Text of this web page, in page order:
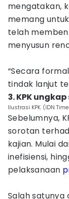
mengatakan,
memang
telah
menyusun
“Secara
tindak lanjut
3. KPK
Ilustrasi KPK. (IDN
Sebelumnya,
sorotan
kajian. Mulai
inefisiensi,
pelaksanaan
Salah